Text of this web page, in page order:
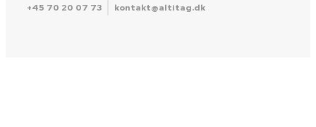
+45 70 20 07 73 kontakt@altitag.dk